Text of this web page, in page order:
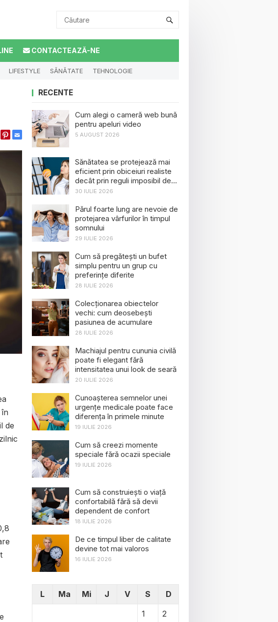
CONTACTEAZĂ-NE
LIFESTYLE SĂNĂTATE TEHNOLOGIE
de
RECENTE
Cum alegi o cameră web bună
pentru apeluri video
5 AUGUST 2026
Sănătatea se protejează mai
eficient prin obiceiuri realiste
decât prin reguli imposibil de
menținut
30 IULIE 2026
Părul foarte lung are nevoie de
protejarea vârfurilor în timpul
somnului
29 IULIE 2026
Cum să pregătești un bufet
simplu pentru un grup cu
preferințe diferite
28 IULIE 2026
Colecționarea obiectelor
vechi: cum deosebești
pasiunea de acumulare
28 IULIE 2026
Machiajul pentru cununia civilă
poate fi elegant fără
intensitatea unui look de seară
20 IULIE 2026
Cunoașterea semnelor unei
urgențe medicale poate face
diferența în primele minute
19 IULIE 2026
Cum să creezi momente
speciale fără ocazii speciale
19 IULIE 2026
Cum să construiești o viață
confortabilă fără să devii
dependent de confort
18 IULIE 2026
De ce timpul liber de calitate
devine tot mai valoros
16 IULIE 2026
L Ma Mi J V S
D
1
2